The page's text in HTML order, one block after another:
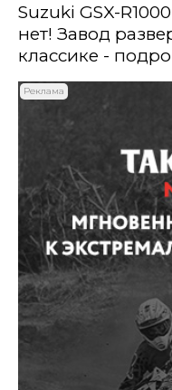
Suzuki GSX-
нет! Завод
классике -
Реклама